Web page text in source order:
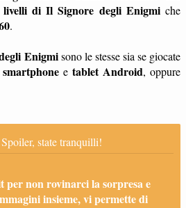
livelli di Il Signore degli Enigmiche
.
Enigmisono le stesse sia se giocate
smartphone e tablet Android, oppure
state tranquilli!
per non rovinarci la sorpresa e
insieme, vi permette di